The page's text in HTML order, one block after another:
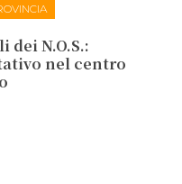
dei N.O.S.:
nel centro